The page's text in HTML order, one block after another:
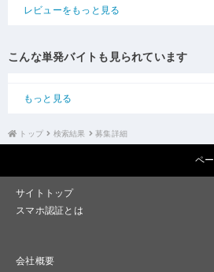
レビューをもっと見る
こんな単発バイトも見られています
もっと見る
トップ 検索結果 募集詳細
ペ
サイトトップ
スマホ認証とは
会社概要